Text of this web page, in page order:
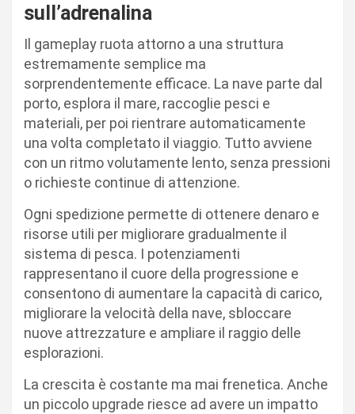
sull’adrenalina
Il gameplay ruota attorno a una struttura
estremamente semplice ma
sorprendentemente efficace. La nave parte dal
porto, esplora il mare, raccoglie pesci e
materiali, per poi rientrare automaticamente
una volta completato il viaggio. Tutto avviene
con un ritmo volutamente lento, senza pressioni
o richieste continue di attenzione.
Ogni spedizione permette di ottenere denaro e
risorse utili per migliorare gradualmente il
sistema di pesca. I potenziamenti
rappresentano il cuore della progressione e
consentono di aumentare la capacità di carico,
migliorare la velocità della nave, sbloccare
nuove attrezzature e ampliare il raggio delle
esplorazioni.
La crescita è costante ma mai frenetica. Anche
un piccolo upgrade riesce ad avere un impatto